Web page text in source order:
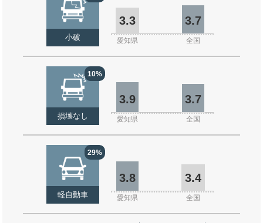
小破
3.3 3.7
愛知県 全国
10%
損壊なし
3.9 3.7
愛知県 全国
29%
軽自動車
3.8 3.4
愛知県 全国